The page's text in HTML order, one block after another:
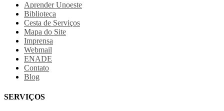
Aprender Unoeste
Biblioteca
Cesta de Serviços
Mapa do Site
Imprensa
Webmail
ENADE
Contato
Blog
SERVIÇOS